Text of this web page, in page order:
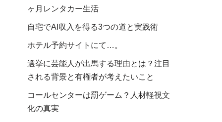
ヶ月レンタカー生活
自宅でAI収入を得る3つの道と実践術
ホテル予約サイトにて…。
選挙に芸能人が出馬する理由とは？注目
される背景と有権者が考えたいこと
コールセンターは罰ゲーム？人材軽視文
化の真実